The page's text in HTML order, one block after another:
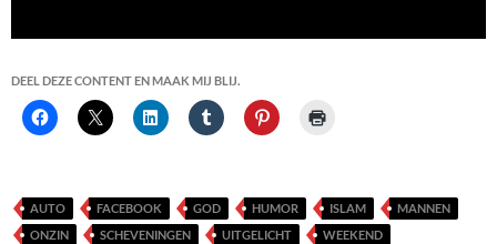
DEEL DEZE CONTENT EN MAAK MIJ BLIJ.
AUTO FACEBOOK GOD HUMOR ISLAM
MANNEN
ONZIN
SCHEVENINGEN UITGELICHT WEEKEND